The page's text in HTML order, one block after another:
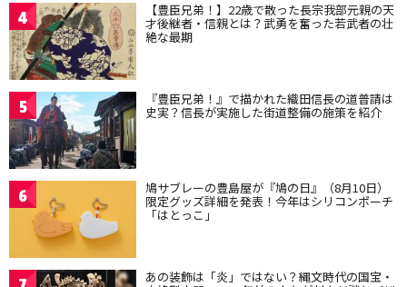
4 【豊臣兄弟！】22歳で散った長宗我部元親の天
才後継者・信親とは？武勇を奮った若武者の壮
絶な最期
5 『豊臣兄弟！』で描かれた織田信長の道普請は
史実？信長が実施した街道整備の施策を紹介
6 鳩サブレーの豊島屋が『鳩の日』（8月10日）
限定グッズ詳細を発表！今年はシリコンポーチ
「はとっこ」
あの装飾は「炎」ではない？縄文時代の国宝・